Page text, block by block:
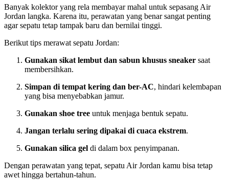
Banyak kolektor yang rela membayar mahal untuk sepasang Air
Jordan langka. Karena itu, perawatan yang benar sangat penting
agar sepatu tetap tampak baru dan bernilai tinggi.
Berikut tips merawat sepatu Jordan:
Gunakan sikat lembut dan sabun khusus sneaker saat
membersihkan.
Simpan di tempat kering dan ber-AC, hindari kelembapan
yang bisa menyebabkan jamur.
Gunakan shoe tree untuk menjaga bentuk sepatu.
Jangan terlalu sering dipakai di cuaca ekstrem.
Gunakan silica gel di dalam box penyimpanan.
Dengan perawatan yang tepat, sepatu Air Jordan kamu bisa tetap
awet hingga bertahun-tahun.